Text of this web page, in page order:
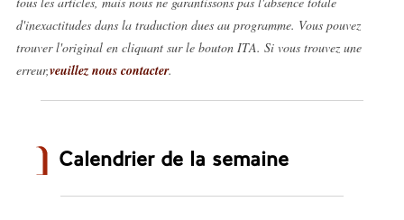
d'inexactitudes dans la traduction dues au programme. Vous pouvez
trouver l'original en cliquant sur le bouton ITA. Si vous trouvez une
erreur,veuillez nous contacter.
Calendrier de la semaine